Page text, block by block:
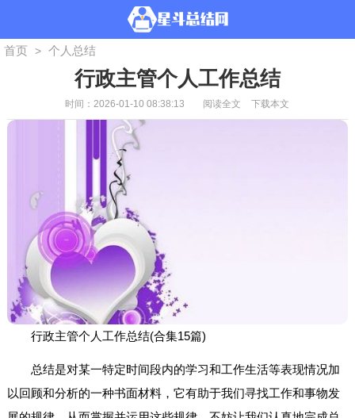
首页 > 个人总结
行政主管个人工作总结
时间：2026-01-10 08:38:13 阅读全文 下载本文
行政主管个人工作总结(合集15篇)
总结是对某一特定时间段内的学习和工作生活等表现情况加
以回顾和分析的一种书面材料，它有助于我们寻找工作和事物发